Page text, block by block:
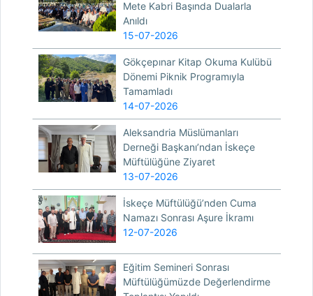
Mete Kabri Başında Dualarla
Anıldı
15-07-2026
Gökçepınar Kitap Okuma Kulübü
Dönemi Piknik Programıyla
Tamamladı
14-07-2026
Aleksandria Müslümanları
Derneği Başkanı’ndan İskeçe
Müftülüğüne Ziyaret
13-07-2026
İskeçe Müftülüğü’nden Cuma
Namazı Sonrası Aşure İkramı
12-07-2026
Eğitim Semineri Sonrası
Müftülüğümüzde Değerlendirme